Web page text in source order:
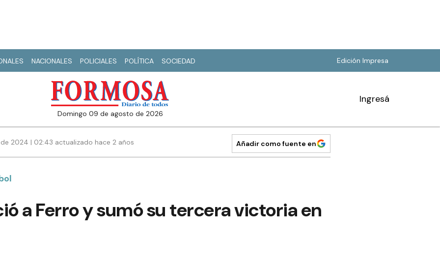
NACIONALES POLICIALES POLÍTICA SOCIEDAD Edición Impresa
domingo 09 de agosto de 2026
Ingresá
2024 | 02:43 actualizado hace 2 años Añadir como fuente en
a Ferro y sumó su tercera victoria en